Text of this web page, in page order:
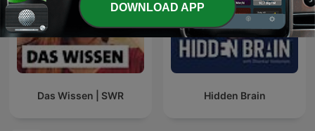
Das Wissen | SWR Hidden Brain
DOWNLOAD APP